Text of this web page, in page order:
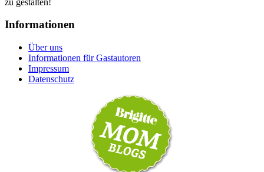
Informationen
Über uns
Informationen für Gastautoren
Impressum
Datenschutz